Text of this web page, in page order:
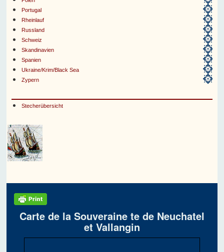
Portugal
Rheinlauf
Russland
Schweiz
Skandinavien
Spanien
Ukraine/Krim/Black Sea
Zypern
Stecherübersicht
Carte de la Souveraine te de Neuchatel
et Vallangin